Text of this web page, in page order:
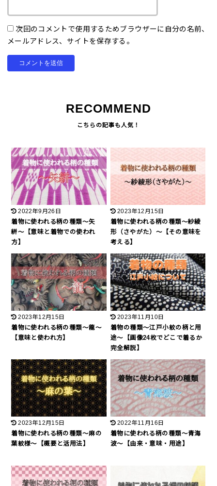
次回のコメントで使用するためブラウザーに自分の名前、
メールアドレス、サイトを保存する。
RECOMMEND
2022年9月26日
着物に使われる柄の種類〜矢
絣〜【意味と着物での使われ
方】
2023年12月15日
着物に使われる柄の種類〜紗綾
形（さやがた）〜【その意味を
考える】
2023年12月15日
着物に使われる柄の種類〜龍〜
【意味と使われ方】
2023年11月10日
着物の種類〜江戸小紋の柄と用
途〜【画像24枚でどこで着るか
完全解説】
2023年12月15日
着物に使われる柄の種類〜麻の
葉紋様〜【概要と活用法】
2022年11月16日
着物に使われる柄の種類〜青海
波〜【由来・意味・用途】